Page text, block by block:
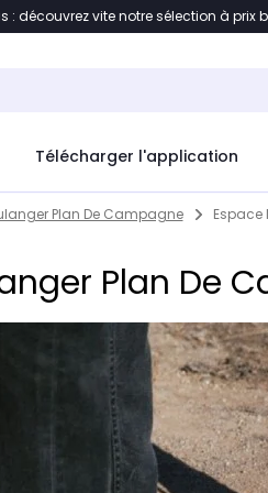
directement au pied de
: découvrez vite notre sélection à prix
Télécharger l'application
Plan De Campagne
Plan De